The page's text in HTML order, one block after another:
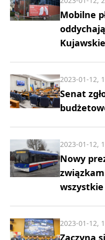
Mobilne
Senat
2023-01-12,
Nowy
2023-01-12,
Zaczyna
2023-01-12,